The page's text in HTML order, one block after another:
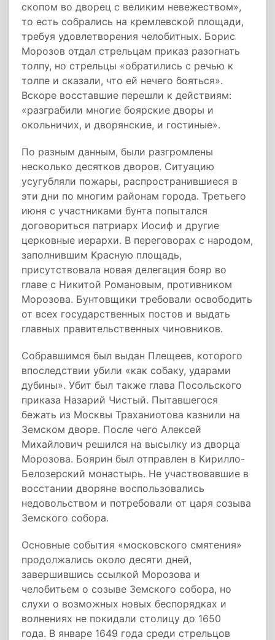
скопом во дворец с великим невежеством»,
то есть собрались на кремлевской площади,
требуя удовлетворения челобитных. Борис
Морозов отдал стрельцам приказ разогнать
толпу, но стрельцы «обратились с речью к
толпе и сказали, что ей нечего бояться».
Вскоре восставшие перешли к действиям:
«разграбили многие боярские дворы и
окольничих, и дворянские, и гостиные».
По разным данным, были разгромлены
несколько десятков дворов. Ситуацию
усугубляли пожары, распространившиеся в
эти дни по многим районам города. Третьего
июня с участниками бунта попытался
договориться патриарх Иосиф и другие
церковные иерархи. В переговорах с народом,
заполнившим Красную площадь,
присутствовала новая делегация бояр во
главе с Никитой Романовым, противником
Морозова. Бунтовщики требовали освободить
от всех государственных постов и выдать
главных правительственных чиновников.
Собравшимся был выдан Плещеев, которого
впоследствии убили «как собаку, ударами
дубины». Убит был также глава Посольского
приказа Назарий Чистый. Пытавшегося
бежать из Москвы Траханиотова казнили на
Земском дворе. После чего Алексей
Михайлович решился на высылку из дворца
Морозова. Боярин был отправлен в Кирилло-
Белозерский монастырь. Не участвовавшие в
восстании дворяне воспользовались
недовольством и потребовали от царя созыва
Земского собора.
Основные события «московского смятения»
продолжались около десяти дней,
завершившись ссылкой Морозова и
челобитьем о созыве Земского собора, но
слухи о возможных новых беспорядках и
волнениях не покидали столицу до 1650
года. В январе 1649 года среди стрельцов